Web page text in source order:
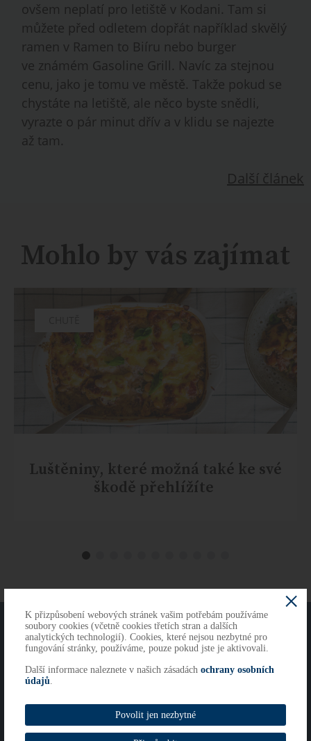
ovšem neplatí pro letiště v Kodani. Tam si
můžete před odletem dopřát například skvělý
ramen v Ramen to Biíru nebo burger
ve známém Gasoline Grill. Navíc za stejnou
cenu, jako je tomu ve městě. Takže pokud se
chystáte na letiště, ale něco byste snědli,
vyrazte o pár minut dřív a v klidu se najezte
až tam.
Další článek
Mohlo by vás zajímat
Luštěniny, které možná také ke své
škodě přehlížíte
O NÁS KONTAKTY
Copyright 2026
Imprint
Whistleblowing
K přizpůsobení webových stránek vašim potřebám používáme
soubory cookies (včetně cookies třetích stran a dalších
analytických technologií). Cookies, které nejsou nezbytné pro
fungování stránky, používáme, pouze pokud jste je aktivovali.
Další informace naleznete v našich zásadách ochrany osobních
údajů.
Povolit jen nezbytné